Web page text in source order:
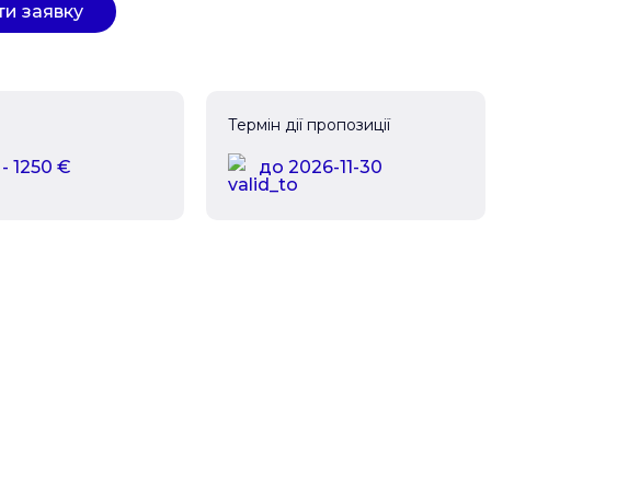
заявку
1250 €
Термін дії пропозиції
до 2026-11-30